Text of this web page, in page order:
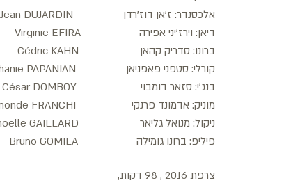
אלכסנדר: ז'אן דוז'רדן Jean DUJARDIN
דיאן: וירז'יני אפירה Virginie EFIRA
ברונו: סדריק קהאן Cédric KAHN
קורלי: סטפני פאפניאן Stéphanie PAPANIAN
בנג'י: סזאר דומבוי César DOMBOY
מוניק: אדמונד פרנקי Edmonde FRANCHI
ניקול: מנואל גליאר Manoëlle GAILLARD
פיליפ: ברונו גומילה Bruno GOMILA
צרפת 2016 , 98 דקות,